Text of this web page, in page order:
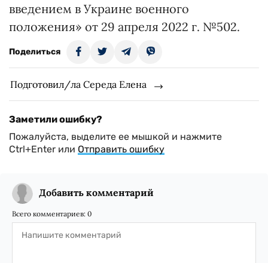
введением в Украине военного
положения» от 29 апреля 2022 г. №502.
Поделиться
Подготовил/ла Середа Елена
Заметили ошибку?
Пожалуйста, выделите ее мышкой и нажмите
Ctrl+Enter или Отправить ошибку
Добавить комментарий
Всего комментариев: 0